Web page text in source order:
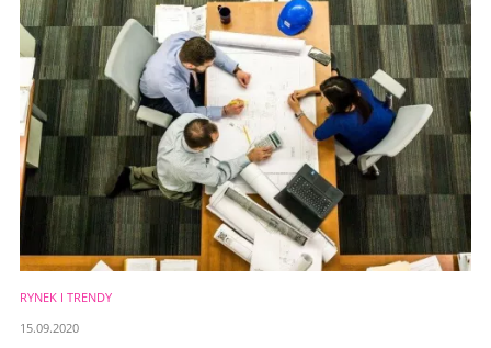
RYNEK I TRENDY
15.09.2020